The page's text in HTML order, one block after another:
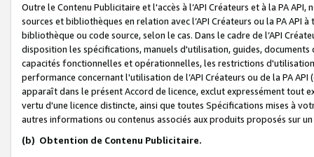
Outre le Contenu Publicitaire et l'accès à l’API Créateurs et à la PA
sources et bibliothèques en relation avec l’API Créateurs ou la PA
bibliothèque ou code source, selon le cas. Dans le cadre de l’API
disposition les spécifications, manuels d'utilisation, guides,
capacités fonctionnelles et opérationnelles, les restrictions
performance concernant l'utilisation de l’API Créateurs ou de la PA
apparaît dans le présent Accord de licence, exclut expressément tout
vertu d'une licence distincte, ainsi que toutes Spécifications mises à
autres informations ou contenus associés aux produits proposés sur
(b) Obtention de Contenu Publicitaire.